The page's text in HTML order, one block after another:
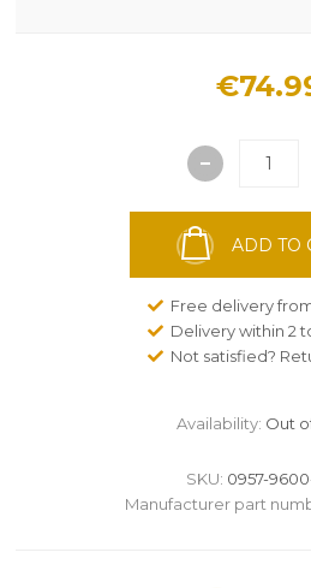
ADD TO
Free delivery
Delivery within 2
Not satisfied?
Availability: Out
SKU: 0957-
Manufacturer part